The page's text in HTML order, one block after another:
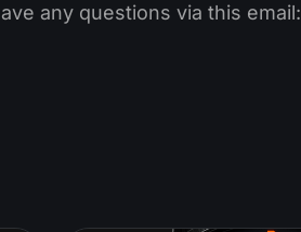
any questions via this email: